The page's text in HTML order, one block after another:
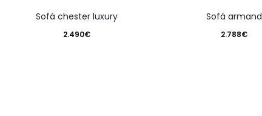
sofá chester luxury
2.490€
sofá armand
2.788€